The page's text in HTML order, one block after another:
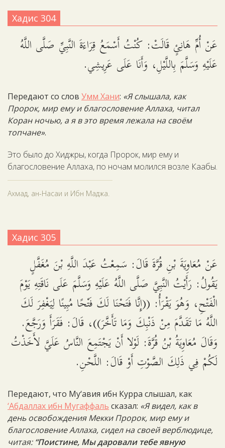
Хадис 304
عَنْ أُمِّ هَانِئٍ قَالَتْ: كُنْتُ أَسْمَعُ قِرَاءَةَ النَّبِيِّ صَلَّى اللَّهُ
عَلَيْهِ وَسَلَّمَ بِاللَّيْلِ، وَأَنَا عَلَى عَرِيشِي.
Передают со слов Умм Хани: «Я слышала, как
Пророк, мир ему и благословение Аллаха, читал
Коран ночью, а я в это время лежала на своём
топчане».
Это было до Хиджры, когда Пророк, мир ему и
благословение Аллаха, по ночам молился возле Каабы.
Ахмад, ан-Насаи и Ибн Маджа.
Хадис 305
عَنْ مُعَاوِيَةَ بْنِ قُرَّةَ قَالَ: سَمِعْتُ عَبْدَ اللَّهِ بْنَ مُغَفَّلٍ
يَقُولُ: رَأَيْتُ النَّبِيَّ صَلَّى اللَّهُ عَلَيْهِ وَسَلَّمَ عَلَى نَاقَتِهِ يَوْمَ
الْفَتْحِ، وَهُوَ يَقْرَأُ: ((إِنَّا فَتَحْنَا لَكَ فَتْحًا مُبِينًا لِيَغْفِرَ لَكَ
اللَّهُ مَا تَقَدَّمَ مِنْ ذَنْبِكَ وَمَا تَأَخَّرَ))، قَالَ: فَقَرَأَ وَرَجَّعَ.
وَقَالَ مُعَاوِيَةُ بْنُ قُرَّةَ: لَوْلا أَنْ يَجْتَمِعَ النَّاسُ عَلَيَّ لأَخَذْتُ
لَكُمْ فِي ذَلِكَ الصَّوْتِ أَوْ قَالَ: اللَّحْنِ.
Передают, что Му‘авия ибн Курра слышал, как
‘Абдаллах ибн Мугаффаль сказал: «Я видел, как в
день освобождения Мекки Пророк, мир ему и
благословение Аллаха, сидел на своей верблюдице,
читая: “Поистине, Мы даровали тебе явную